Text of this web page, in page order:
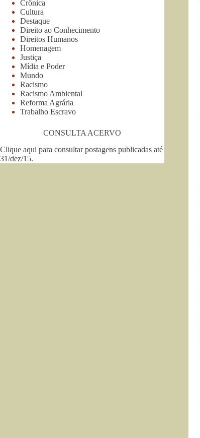
Crônica
Cultura
Destaque
Direito ao Conhecimento
Direitos Humanos
Homenagem
Justiça
Mídia e Poder
Mundo
Racismo
Racismo Ambiental
Reforma Agrária
Trabalho Escravo
CONSULTA ACERVO
Clique aqui para consultar postagens publicadas até
31/dez/15.